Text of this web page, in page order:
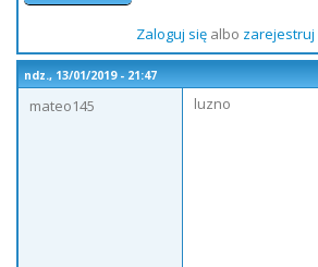
Zaloguj sięalbo zarejestruj
ndz., 13/01/2019 - 21:47
mateo145
luzno